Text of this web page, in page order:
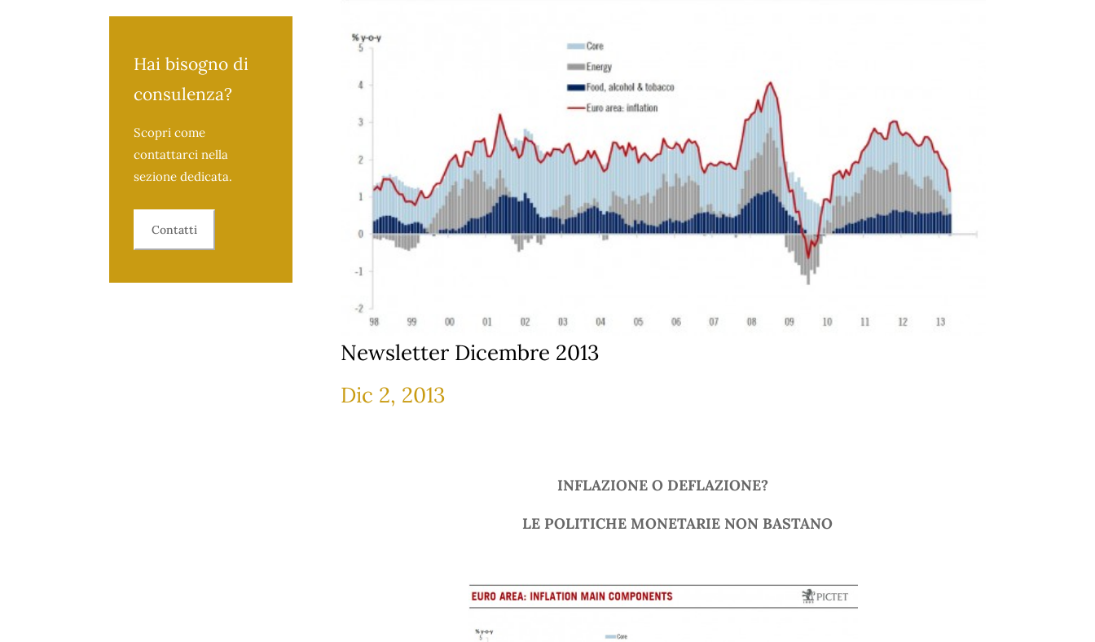
Hai bisogno di
consulenza?
Scopri come
contattarci nella
sezione dedicata.
Contatti
Newsletter Dicembre 2013
Dic 2, 2013
INFLAZIONE O DEFLAZIONE?
LE POLITICHE MONETARIE NON BASTANO